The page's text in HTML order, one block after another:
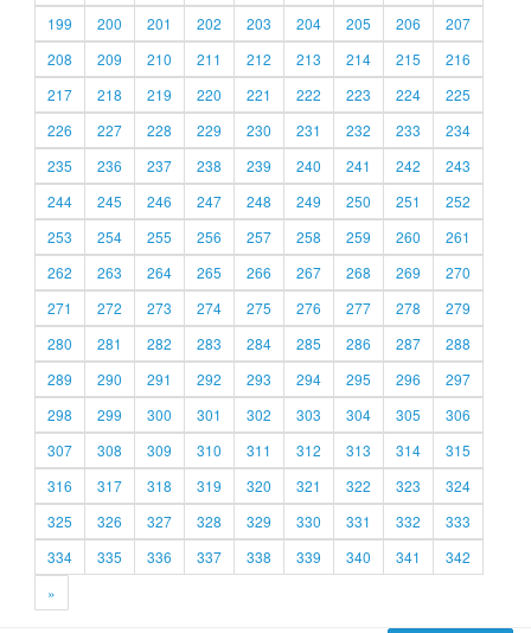
199
200 201 202 203 204 205 206
207
208
209 210 211 212 213 214 215
216
217
218 219 220 221 222 223 224
225
226
227 228 229 230 231 232 233
234
235
236 237 238 239 240 241 242
243
244
245 246 247 248 249 250 251
252
253
254 255 256 257 258 259 260
261
262
263 264 265 266 267 268 269
270
271
272 273 274 275 276 277 278
279
280
281 282 283 284 285 286 287
288
289
290 291 292 293 294 295 296
297
298
299 300 301 302 303 304 305
306
307
308 309 310 311 312 313 314
315
316
317 318 319 320 321 322 323
324
325
326 327 328 329 330 331 332
333
334
335 336 337 338 339 340 341
342
»